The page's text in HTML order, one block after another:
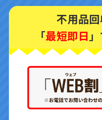
不用品
「最短即日